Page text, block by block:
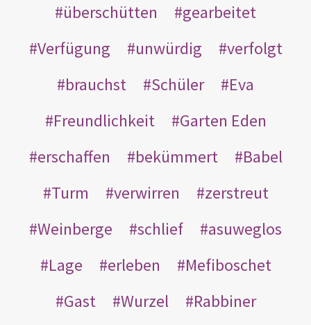
überschütten
gearbeitet
Verfügung
unwürdig
verfolgt
brauchst
Schüler
Eva
Freundlichkeit
Garten Eden
erschaffen
bekümmert
Babel
Turm
verwirren
zerstreut
Weinberge
schlief
asuweglos
Lage
erleben
Mefiboschet
Gast
Wurzel
Rabbiner